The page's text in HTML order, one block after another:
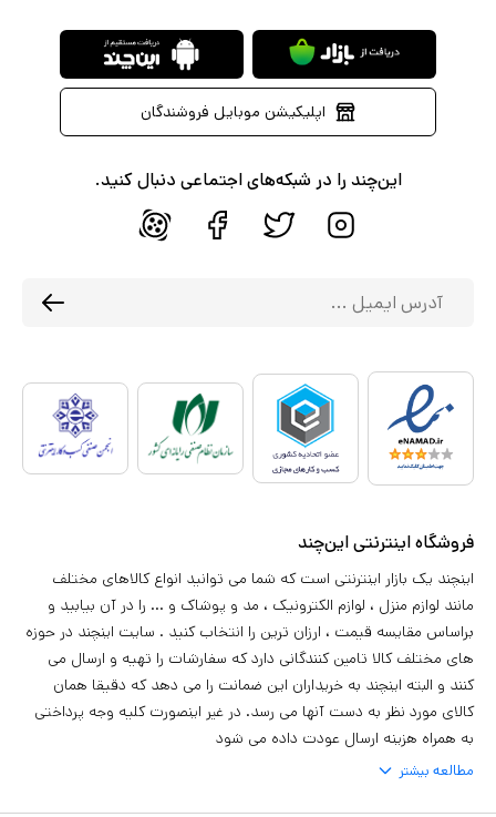
اپلیکیشن موبایل فروشندگان
این‌چند را در شبکه‌های اجتماعی دنبال کنید.
فروشگاه اینترنتی این‌چند
اینچند یک بازار اینترنتی است که شما می توانید انواع کالاهای مختلف
مانند لوازم منزل ، لوازم الکترونیک ، مد و پوشاک و ... را در آن بیابید و
براساس مقایسه قیمت ، ارزان ترین را انتخاب کنید . سایت اینچند در حوزه
های مختلف کالا تامین کنندگانی دارد که سفارشات را تهیه و ارسال می
کنند و البته اینچند به خریداران این ضمانت را می دهد که دقیقا همان
کالای مورد نظر به دست آنها می رسد. در غیر اینصورت کلیه وجه پرداختی
به همراه هزینه ارسال عودت داده می شود
مطالعه بیشتر